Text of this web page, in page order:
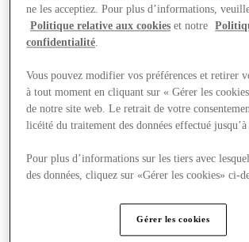
ne les acceptiez. Pour plus d’informations,
Politique relative aux cookies et notre
confidentialité.
Vous pouvez modifier vos préférences et retirer
à tout moment en cliquant sur « Gérer les
de notre site web. Le retrait de votre
licéité du traitement des données effectué
Pour plus d’informations sur les tiers avec
des données, cliquez sur «Gérer les cookies» ci-
Gérer les cookies